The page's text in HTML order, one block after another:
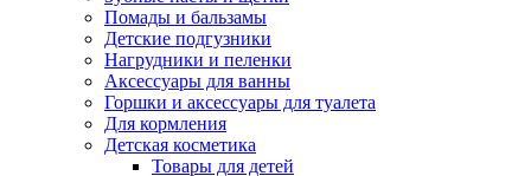
Помады и бальзамы
Детские подгузники
Нагрудники и пеленки
Аксессуары для ванны
Горшки и аксессуары для туалета
Для кормления
Детская косметика
Товары для детей